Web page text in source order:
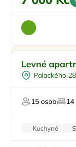
Sauna
Wellness
Levné
Palackého
15 osob 14
Kuchyně
WC